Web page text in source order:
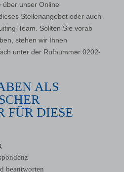
über unser Online
Stellenangebot oder auch
Team. Sollten Sie vorab
stehen wir Ihnen
unter der Rufnummer 0202-
ALS
FÜR DIESE
beantworten